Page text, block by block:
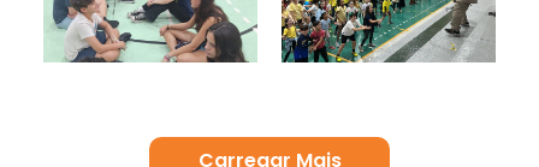
Carregar Mais